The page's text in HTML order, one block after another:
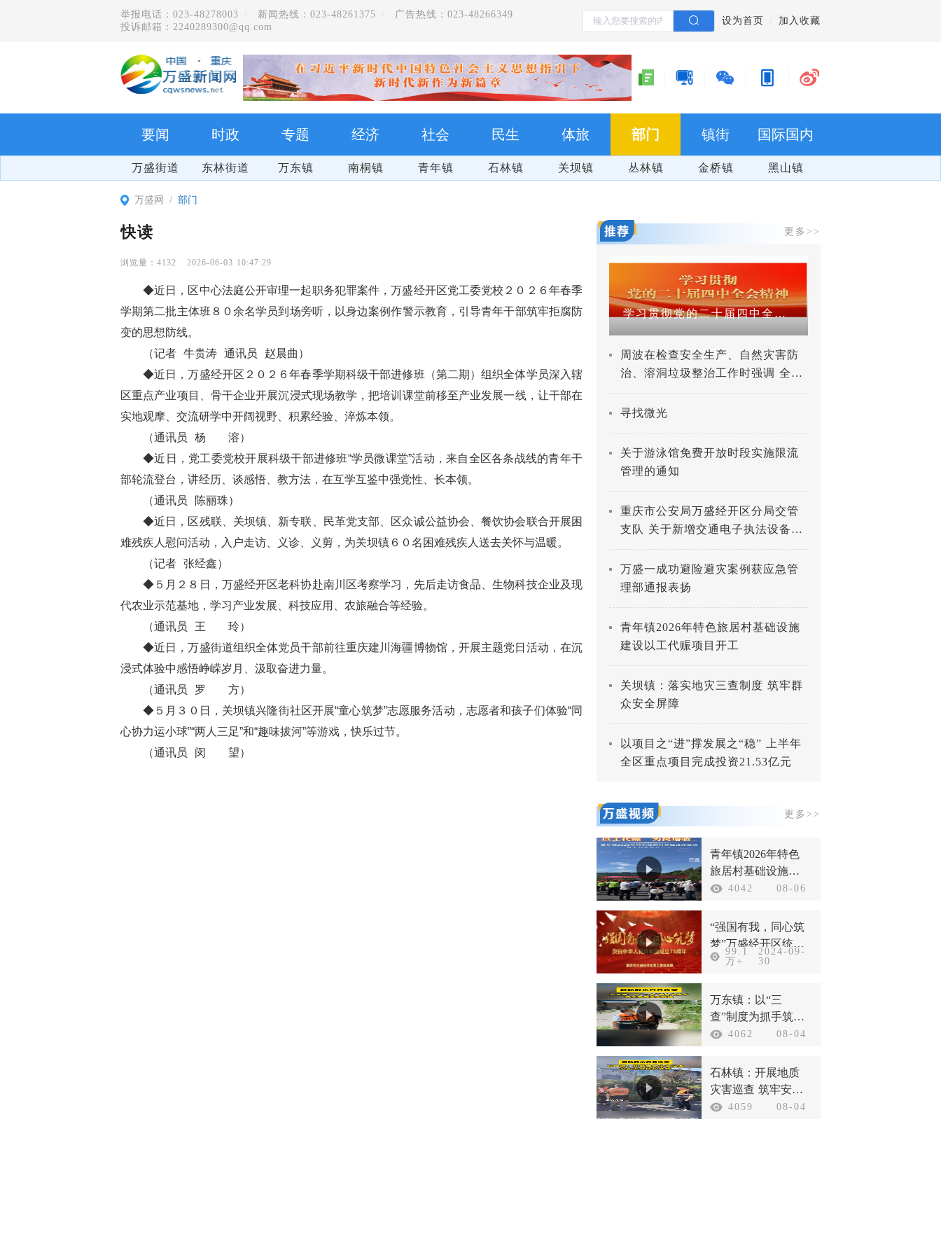
举报电话：023-48278003 新闻热线：023-48261375
广告热线：023-48266349
投诉邮箱：2240289300@qq.com
设为首页 加入收藏
要闻 时政 专题 经济 社会 民生 体旅 部门 镇街 国际国内
万盛街道 东林街道 万东镇 南桐镇 青年镇 石林镇 关坝镇 丛林镇 金桥镇 黑山镇
万盛网 部门
快读
4132 2026-06-03 10:47:29
◆近日，区中心法庭公开审理一起职务犯罪案件，万盛经开区党工委党校２０２６年春季
学期第二批主体班８０余名学员到场旁听，以身边案例作警示教育，引导青年干部筑牢拒腐防
变的思想防线。
（记者 牛贵涛 通讯员 赵晨曲）
◆近日，万盛经开区２０２６年春季学期科级干部进修班（第二期）组织全体学员深入辖
区重点产业项目、骨干企业开展沉浸式现场教学，把培训课堂前移至产业发展一线，让干部在
实地观摩、交流研学中开阔视野、积累经验、淬炼本领。
（通讯员 杨 溶）
◆近日，党工委党校开展科级干部进修班“学员微课堂”活动，来自全区各条战线的青年干
部轮流登台，讲经历、谈感悟、教方法，在互学互鉴中强党性、长本领。
（通讯员 陈丽珠）
◆近日，区残联、关坝镇、新专联、民革党支部、区众诚公益协会、餐饮协会联合开展困
难残疾人慰问活动，入户走访、义诊、义剪，为关坝镇６０名困难残疾人送去关怀与温暖。
（记者 张经鑫）
◆５月２８日，万盛经开区老科协赴南川区考察学习，先后走访食品、生物科技企业及现
代农业示范基地，学习产业发展、科技应用、农旅融合等经验。
（通讯员 王 玲）
◆近日，万盛街道组织全体党员干部前往重庆建川海疆博物馆，开展主题党日活动，在沉
浸式体验中感悟峥嵘岁月、汲取奋进力量。
（通讯员 罗 方）
◆５月３０日，关坝镇兴隆街社区开展“童心筑梦”志愿服务活动，志愿者和孩子们体验“同
心协力运小球”“两人三足”和“趣味拔河”等游戏，快乐过节。
（通讯员 闵 望）
更多>>
把习近平总书记的殷殷嘱托全面落实在重庆大地上 学习贯彻党的二十届四中全会精神
周波在检查安全生产、自然灾害防
治、溶洞垃圾整治工作时强调 全力
打好防灾减灾救灾人民战争 深入推
进溶洞垃圾专项整治工作
寻找微光
关于游泳馆免费开放时段实施限流
管理的通知
重庆市公安局万盛经开区分局交管
支队 关于新增交通电子执法设备的
公示
万盛一成功避险避灾案例获应急管
理部通报表扬
青年镇2026年特色旅居村基础设施
建设以工代赈项目开工
关坝镇：落实地灾三查制度 筑牢群
众安全屏障
以项目之“进”撑发展之“稳” 上半年
全区重点项目完成投资21.53亿元
更多>>
青年镇2026年特色
旅居村基础设施建
设以工代赈项目开
4042 08-06
“强国有我，同心筑
梦”万盛经开区统一
战线庆祝新中国成
99.1
万+
2024-09-
30
万东镇：以“三
查”制度为抓手筑牢
汛期安全防线
4062 08-04
石林镇：开展地质
灾害巡查 筑牢安全
防护底线
4059 08-04